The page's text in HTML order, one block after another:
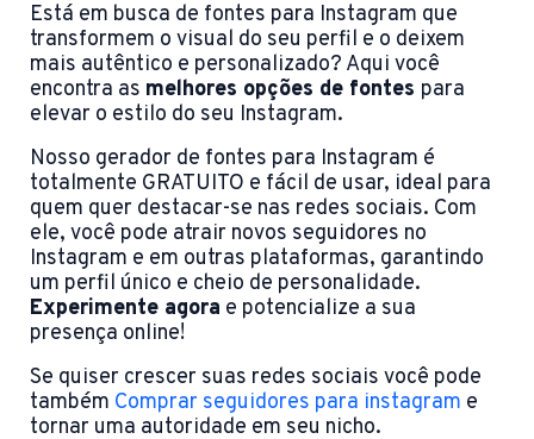
Está em busca de fontes para Instagram que
transformem o visual do seu perfil e o deixem
mais autêntico e personalizado? Aqui você
encontra as melhores opções de fontes para
elevar o estilo do seu Instagram.
Nosso gerador de fontes para Instagram é
totalmente GRATUITO e fácil de usar, ideal para
quem quer destacar-se nas redes sociais. Com
ele, você pode atrair novos seguidores no
Instagram e em outras plataformas, garantindo
um perfil único e cheio de personalidade.
Experimente agora e potencialize a sua
presença online!
Se quiser crescer suas redes sociais você pode
também Comprar seguidores para instagram e
tornar uma autoridade em seu nicho.